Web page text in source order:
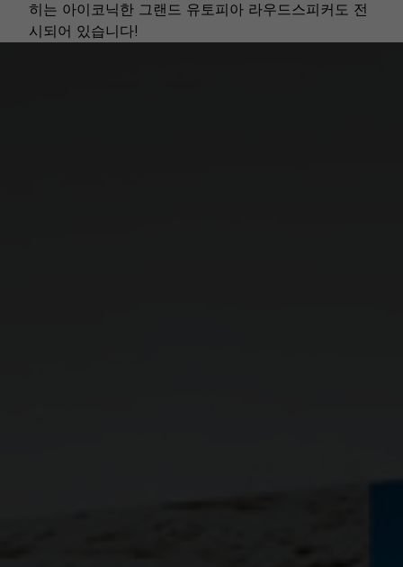
히는 아이코닉한 그랜드 유토피아 라우드스피커도 전
시되어 있습니다!